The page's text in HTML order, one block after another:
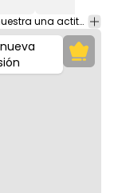
Diseño original de esqueleto con gorra, que muestra una actitud divertida y detalles encantadores.